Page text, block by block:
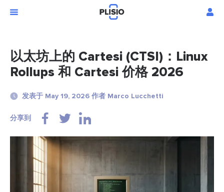
以太坊上的 Cartesi (CTSI)：Linux
Rollups 和 Cartesi 价格 2026
发表于 May 19, 2026 作者 Marco Lucchetti
分享到